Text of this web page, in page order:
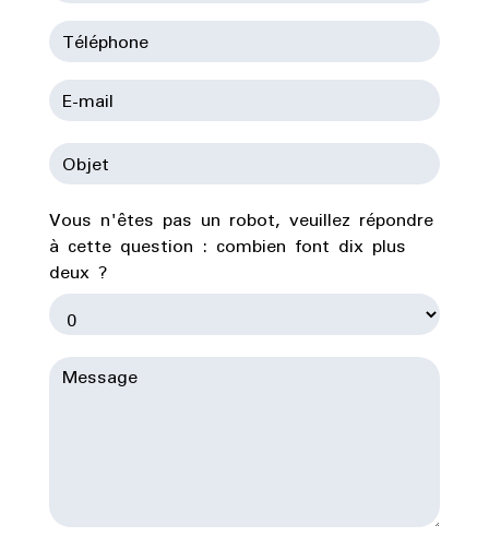
Vous n'êtes pas un robot, veuillez répondre
à cette question : combien font dix plus
deux ?